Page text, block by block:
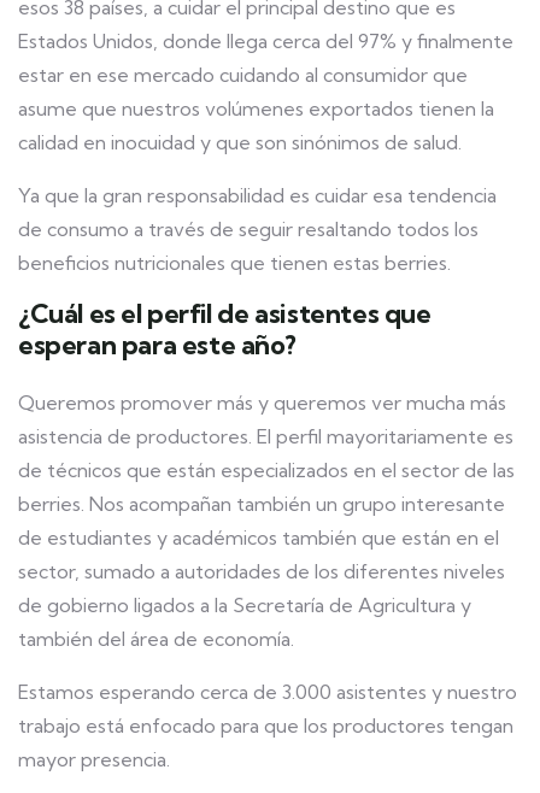
esos 38 países, a cuidar el principal destino que es
Estados Unidos, donde llega cerca del 97% y finalmente
estar en ese mercado cuidando al consumidor que
asume que nuestros volúmenes exportados tienen la
calidad en inocuidad y que son sinónimos de salud.
Ya que la gran responsabilidad es cuidar esa tendencia
de consumo a través de seguir resaltando todos los
beneficios nutricionales que tienen estas berries.
¿Cuál es el perfil de asistentes que
esperan para este año?
Queremos promover más y queremos ver mucha más
asistencia de productores. El perfil mayoritariamente es
de técnicos que están especializados en el sector de las
berries. Nos acompañan también un grupo interesante
de estudiantes y académicos también que están en el
sector, sumado a autoridades de los diferentes niveles
de gobierno ligados a la Secretaría de Agricultura y
también del área de economía.
Estamos esperando cerca de 3.000 asistentes y nuestro
trabajo está enfocado para que los productores tengan
mayor presencia.